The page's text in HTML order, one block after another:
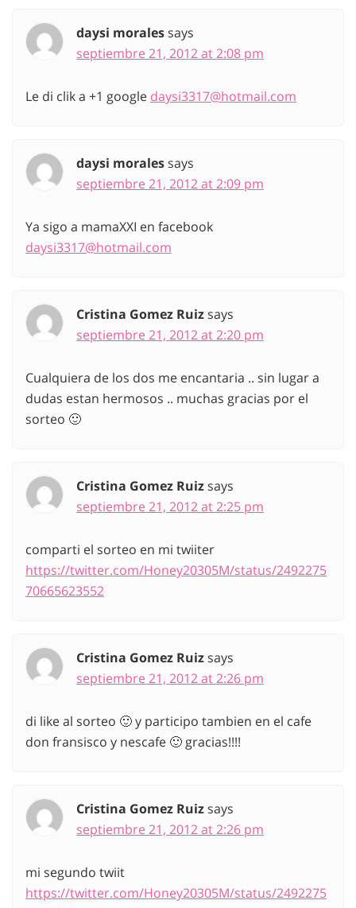
daysi moralessays
septiembre 21, 2012 at 2:08 pm
Le di clik a +1 google daysi3317@hotmail.com
daysi moralessays
septiembre 21, 2012 at 2:09 pm
Ya sigo a mamaXXI en facebook
daysi3317@hotmail.com
Cristina Gomez Ruizsays
septiembre 21, 2012 at 2:20 pm
Cualquiera de los dos me encantaria .. sin lugar a
dudas estan hermosos .. muchas gracias por el
sorteo 🙂
Cristina Gomez Ruizsays
septiembre 21, 2012 at 2:25 pm
comparti el sorteo en mi twiiter
https://twitter.com/Honey20305M/status/2492275
70665623552
Cristina Gomez Ruizsays
septiembre 21, 2012 at 2:26 pm
di like al sorteo 🙂 y participo tambien en el cafe
don fransisco y nescafe 🙂 gracias!!!!
Cristina Gomez Ruizsays
septiembre 21, 2012 at 2:26 pm
mi segundo twiit
https://twitter.com/Honey20305M/status/2492275